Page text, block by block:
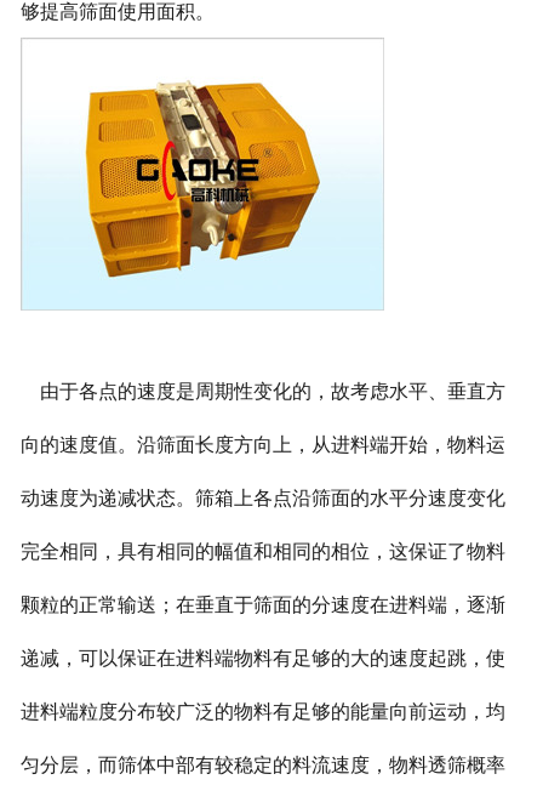
够提高筛面使用面积。
由于各点的速度是周期性变化的，故考虑水平、垂直方
向的速度值。沿筛面长度方向上，从进料端开始，物料运
动速度为递减状态。筛箱上各点沿筛面的水平分速度变化
完全相同，具有相同的幅值和相同的相位，这保证了物料
颗粒的正常输送；在垂直于筛面的分速度在进料端，逐渐
递减，可以保证在进料端物料有足够的大的速度起跳，使
进料端粒度分布较广泛的物料有足够的能量向前运动，均
匀分层，而筛体中部有较稳定的料流速度，物料透筛概率